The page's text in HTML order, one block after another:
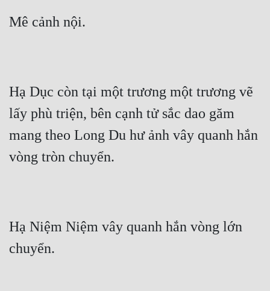
Mê cảnh nội.
Hạ Dục còn tại một trương một trương vẽ
lấy phù triện, bên cạnh tử sắc dao găm
mang theo Long Du hư ảnh vây quanh hắn
vòng tròn chuyển.
Hạ Niệm Niệm vây quanh hắn vòng lớn
chuyển.